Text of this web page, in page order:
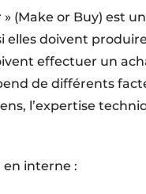
(Make or Buy) est
doivent
effectuer un
de différents
l’expertise
en interne :